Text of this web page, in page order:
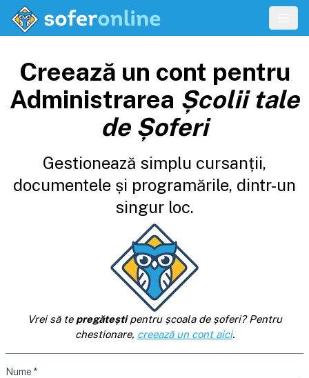
Creează un cont pentru
Administrarea Școlii tale
de Șoferi
Gestionează simplu cursanții,
documentele și programările, dintr-un
singur loc.
Vrei să te pregăteștipentru școala de șoferi? Pentru
chestionare, creează un cont aici.
Nume *